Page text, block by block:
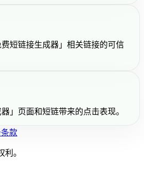
短链接生成器」相关链接的可信
」页面和短链带来的点击表现。
款
利。